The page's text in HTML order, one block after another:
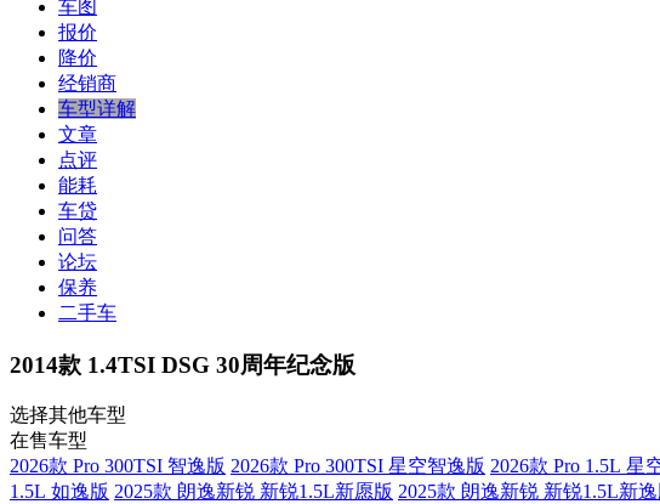
车图
报价
降价
经销商
车型详解
文章
点评
能耗
车贷
问答
论坛
保养
二手车
2014款 1.4TSI DSG 30周年纪念版
选择其他车型
在售车型
2026款 Pro 300TSI 智逸版 2026款 Pro 300TSI 星空智逸版 2026款 Pro 1.5L 星
1.5L 如逸版 2025款 朗逸新锐 新锐1.5L新愿版 2025款 朗逸新锐 新锐1.5L新逸